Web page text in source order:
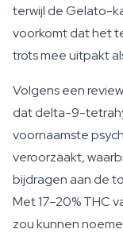
terwijl de Gelato-
voorkomt dat het
trots mee uitpakt
Volgens een
dat delta-9-
voornaamste
veroorzaakt,
bijdragen aan de
Met 17–20% THC
zou kunnen